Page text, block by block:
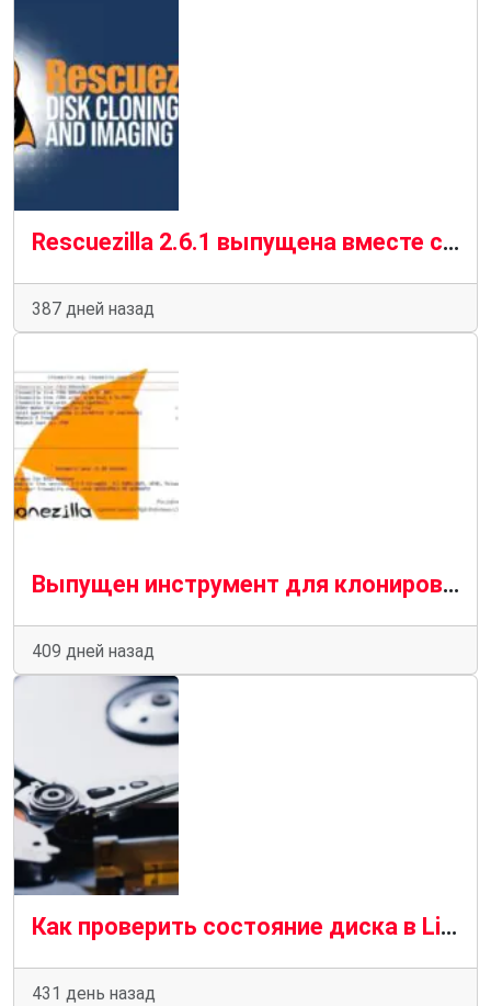
Rescuezilla 2.6.1 выпущена вместе с Ubuntu 25.04 Base
387 дней назад
Выпущен инструмент для клонирования/создания образов дисков Clonezilla Live 3.2.2-15 с различными изменениями
409 дней назад
Как проверить состояние диска в Linux: руководство для начинающих
431 день назад